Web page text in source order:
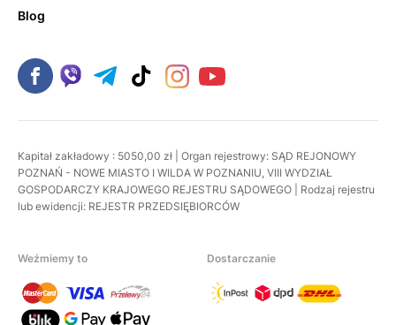
Blog
Kapitał zakładowy : 5050,00 zł | Organ rejestrowy: SĄD REJONOWY
POZNAŃ - NOWE MIASTO I WILDA W POZNANIU, VIII WYDZIAŁ
GOSPODARCZY KRAJOWEGO REJESTRU SĄDOWEGO | Rodzaj rejestru
lub ewidencji: REJESTR PRZEDSIĘBIORCÓW
Weźmiemy to Dostarczanie